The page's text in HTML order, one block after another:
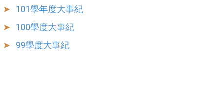
101學年度大事紀
100學度大事紀
99學度大事紀